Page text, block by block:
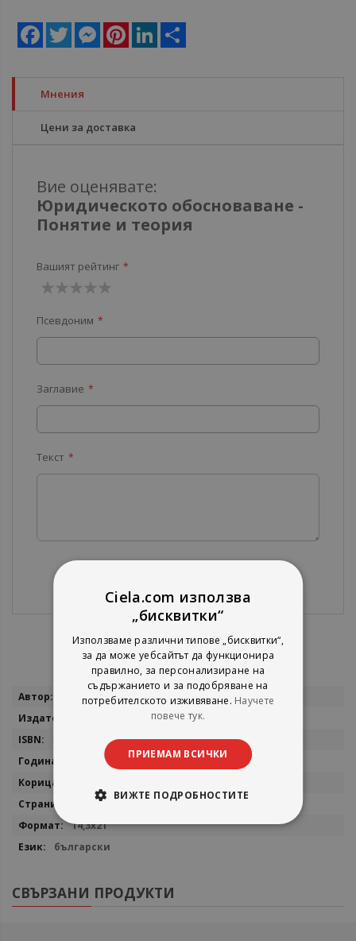
Facebook
Twitter MessengerPinterestLinkedIn
Мнения
Цени за доставка
Вие оценявате:
Юридическото обосноваване -
Понятие и теория
Вашият рейтинг
звезда
звезди
звезди
звезди
звезди
Псевдоним
Заглавие
Текст
Повече
Димитър Ханев
9789542854883
2026
172
14,3x21
български
СВЪРЗАНИ ПРОДУКТИ
Ciela.com използва
„бисквитки“
Използваме различни типове „бисквитки“,
за да може уебсайтът да функционира
правилно, за персонализиране на
съдържанието и за подобряване на
потребителското изживяване. Научете
повече тук.
ПРИЕМАМ ВСИЧКИ
ВИЖТЕ ПОДРОБНОСТИТЕ